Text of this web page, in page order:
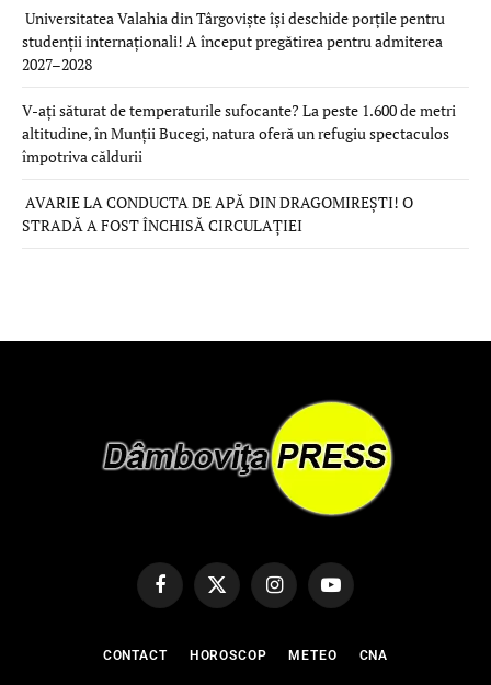
Universitatea Valahia din Târgoviște își deschide porțile pentru
studenții internaționali! A început pregătirea pentru admiterea
2027–2028
V-ați săturat de temperaturile sufocante? La peste 1.600 de metri
altitudine, în Munții Bucegi, natura oferă un refugiu spectaculos
împotriva căldurii
AVARIE LA CONDUCTA DE APĂ DIN DRAGOMIREȘTI! O
STRADĂ A FOST ÎNCHISĂ CIRCULAȚIEI
FacebookX
(Twitter)
InstagramYouTube
CONTACT HOROSCOP METEO CNA